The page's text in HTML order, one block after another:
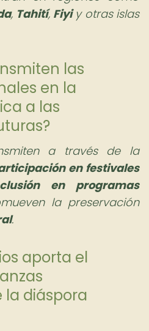
, Tahití, Fiyiy otras islas
las
en la
a las
a través de la
en festivales
en programas
la preservación
.
aporta el
la diáspora